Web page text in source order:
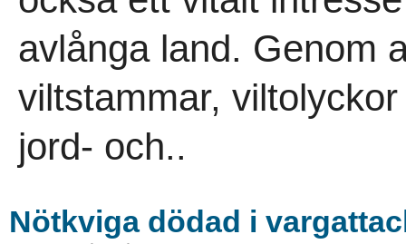
avlånga land. Genom
viltstammar,
jord- och..
Nötkviga dödad i